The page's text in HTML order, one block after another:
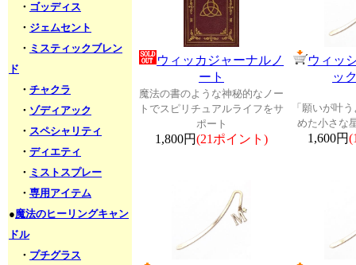
・ ゴッディス
・ ジェムセント
・ ミスティックブレン
ド
・ チャクラ
・ ゾディアック
・ スペシャリティ
・ ディエティ
・ ミストスプレー
・ 専用アイテム
●魔法のヒーリングキャン
ドル
・ プチグラス
ウィッカジャーナルノ
ート
魔法の書のような神秘的なノー
トでスピリチュアルライフをサ
ポート
1,800円(21ポイント)
ウィッ
ッ
「願いが叶
めた小さな
1,600円